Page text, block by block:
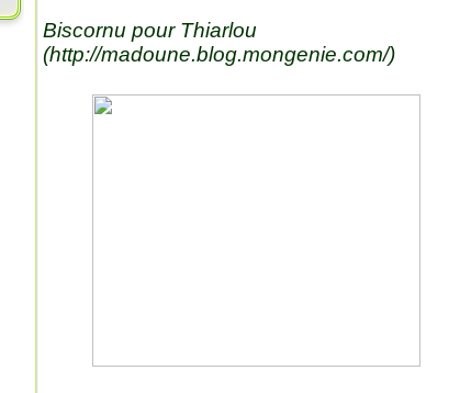
Biscornu pour Thiarlou
(http://madoune.blog.mongenie.com/)